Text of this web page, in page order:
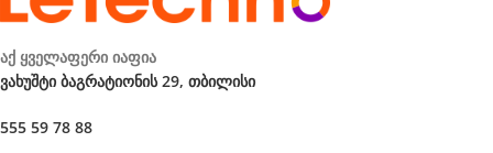
აქ ყველაფერი იაფია
ვახუშტი ბაგრატიონის 29, თბილისი
555 59 78 88